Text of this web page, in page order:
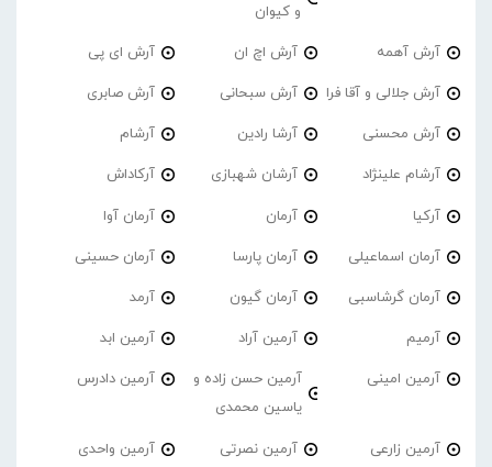
و کیوان
آرش آهمه آرش اچ ان آرش ای پی
آرش جلالی و آقا فرا آرش سبحانی آرش صابری
آرش محسنی آرشا رادین آرشام
آرشام علینژاد آرشان شهبازی آرکاداش
آرکیا آرمان آرمان آوا
آرمان اسماعیلی آرمان پارسا آرمان حسینی
آرمان گرشاسبی آرمان گیون آرمد
آرمیم آرمین آراد آرمین ابد
آرمین امینی
آرمین حسن زاده و
یاسین محمدی
آرمین دادرس
آرمین زارعی آرمین نصرتی آرمین واحدی